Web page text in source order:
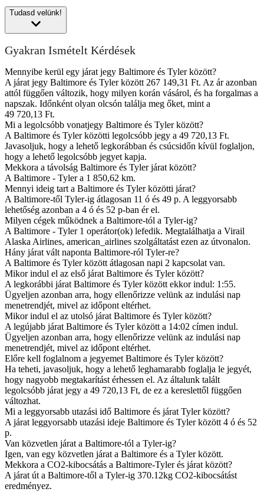
Tudasd velünk!
Gyakran Ismételt Kérdések
Mennyibe kerül egy járat jegy Baltimore és Tyler között?
A járat jegy Baltimore és Tyler között 267 149,31 Ft. Az ár azonban
attól függően változik, hogy milyen korán vásárol, és ha forgalmas a
napszak. Időnként olyan olcsón találja meg őket, mint a
49 720,13 Ft.
Mi a legolcsóbb vonatjegy Baltimore és Tyler között?
A Baltimore és Tyler közötti legolcsóbb jegy a 49 720,13 Ft.
Javasoljuk, hogy a lehető legkorábban és csúcsidőn kívül foglaljon,
hogy a lehető legolcsóbb jegyet kapja.
Mekkora a távolság Baltimore és Tyler járat között?
A Baltimore - Tyler a 1 850,62 km.
Mennyi ideig tart a Baltimore és Tyler közötti járat?
A Baltimore-től Tyler-ig átlagosan 11 ó és 49 p. A leggyorsabb
lehetőség azonban a 4 ó és 52 p-ban ér el.
Milyen cégek működnek a Baltimore-tól a Tyler-ig?
A Baltimore - Tyler 1 operátor(ok) lefedik. Megtalálhatja a Virail
Alaska Airlines, american_airlines szolgáltatást ezen az útvonalon.
Hány járat vált naponta Baltimore-ról Tyler-re?
A Baltimore és Tyler között átlagosan napi 2 kapcsolat van.
Mikor indul el az első járat Baltimore és Tyler között?
A legkorábbi járat Baltimore és Tyler között ekkor indul: 1:55.
Ügyeljen azonban arra, hogy ellenőrizze velünk az indulási nap
menetrendjét, mivel az időpont eltérhet.
Mikor indul el az utolsó járat Baltimore és Tyler között?
A legújabb járat Baltimore és Tyler között a 14:02 címen indul.
Ügyeljen azonban arra, hogy ellenőrizze velünk az indulási nap
menetrendjét, mivel az időpont eltérhet.
Előre kell foglalnom a jegyemet Baltimore és Tyler között?
Ha teheti, javasoljuk, hogy a lehető leghamarabb foglalja le jegyét,
hogy nagyobb megtakarítást érhessen el. Az általunk talált
legolcsóbb járat jegy a 49 720,13 Ft, de ez a kereslettől függően
változhat.
Mi a leggyorsabb utazási idő Baltimore és járat Tyler között?
A járat leggyorsabb utazási ideje Baltimore és Tyler között 4 ó és 52
p.
Van közvetlen járat a Baltimore-tól a Tyler-ig?
Igen, van egy közvetlen járat a Baltimore és a Tyler között.
Mekkora a CO2-kibocsátás a Baltimore-Tyler és járat között?
A járat út a Baltimore-től a Tyler-ig 370.12kg CO2-kibocsátást
eredményez.